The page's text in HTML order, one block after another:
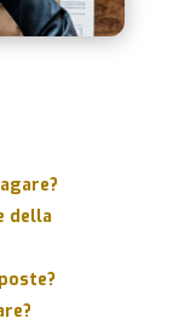
della